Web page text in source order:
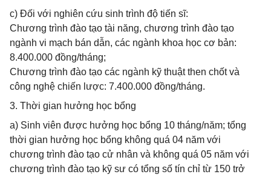
c) Đối với nghiên cứu sinh trình độ tiến sĩ:
Chương trình đào tạo tài năng, chương trình đào tạo
ngành vi mạch bán dẫn, các ngành khoa học cơ bản:
8.400.000 đồng/tháng;
Chương trình đào tạo các ngành kỹ thuật then chốt và
công nghệ chiến lược: 7.400.000 đồng/tháng.
3. Thời gian hưởng học bổng
a) Sinh viên được hưởng học bổng 10 tháng/năm; tổng
thời gian hưởng học bổng không quá 04 năm với
chương trình đào tạo cử nhân và không quá 05 năm với
chương trình đào tạo kỹ sư có tổng số tín chỉ từ 150 trở